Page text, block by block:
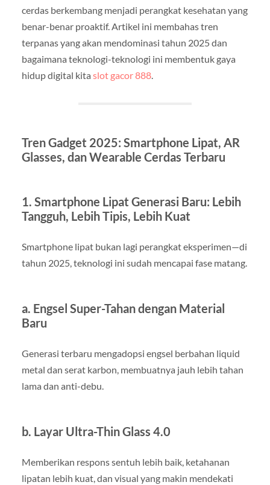
cerdas berkembang menjadi perangkat kesehatan yang
benar-benar proaktif. Artikel ini membahas tren
terpanas yang akan mendominasi tahun 2025 dan
bagaimana teknologi-teknologi ini membentuk gaya
hidup digital kita slot gacor 888.
Tren Gadget 2025: Smartphone Lipat, AR
Glasses, dan Wearable Cerdas Terbaru
1. Smartphone Lipat Generasi Baru: Lebih
Tangguh, Lebih Tipis, Lebih Kuat
Smartphone lipat bukan lagi perangkat eksperimen—di
tahun 2025, teknologi ini sudah mencapai fase matang.
a. Engsel Super-Tahan dengan Material
Baru
Generasi terbaru mengadopsi engsel berbahan liquid
metal dan serat karbon, membuatnya jauh lebih tahan
lama dan anti-debu.
b. Layar Ultra-Thin Glass 4.0
Memberikan respons sentuh lebih baik, ketahanan
lipatan lebih kuat, dan visual yang makin mendekati